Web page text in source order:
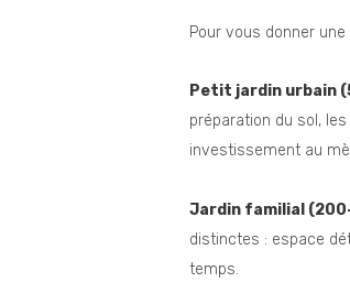
Pour vous donner
Petit jardin urbain
préparation du sol,
investissement au
Jardin familial
distinctes : espace
temps.